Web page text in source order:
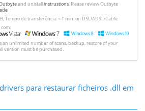
and unistallinstrustions. Please review Outbyte
Tempo de transferência: < 1 min. on DSL/ADSL/Cable
an unlimited number of scans, backup, restore of your
version must be purchased.
para restaurar ficheiros .dll em